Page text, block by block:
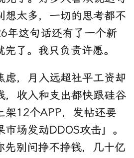
想太多，一切的思考都不
年这句话还有了一个新
了。我只负责许愿。
虑，月入远超社平工资却
，收入和支出都快跟硅谷
架12个APP，发帖还要
场发动DDOS攻击」。
先别问挣不挣钱，几十亿